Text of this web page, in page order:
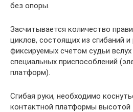
без опоры.
Засчитывается количество
циклов, состоящих из сгибаний и
фиксируемых счетом судьи
специальных приспособлений
платформ).
Сгибая руки, необходимо
контактной платформы высотой